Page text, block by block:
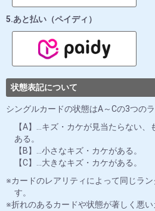
5.あと払い（ペイディ）
状態表記について
シングルカードの状態はA～Cの3つの
【A】…キズ・カケが見当たらない
ある。
【B】…小さなキズ・カケがある。
【C】…大きなキズ・カケがある。
カードのレアリティによって同じラ
す。
折れのあるカードや状態が著しく悪